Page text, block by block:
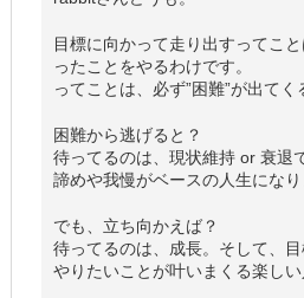
目標に向かって走り出すってこ
ったことをやるわけです。
ってことは、必ず”困難”が出てく
困難から逃げると？
待ってるのは、現状維持 or 衰退
諦めや我慢がベースの人生になり
でも、立ち向かえば？
待ってるのは、成長。そして、目
やりたいことが叶いまくる楽しい